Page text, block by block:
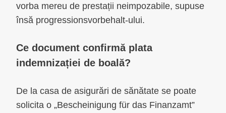
vorba mereu de prestații neimpozabile, supuse
însă progressionsvorbehalt-ului.
Ce document confirmă plata
indemnizației de boală?
De la casa de asigurări de sănătate se poate
solicita o „Bescheinigung für das Finanzamt”